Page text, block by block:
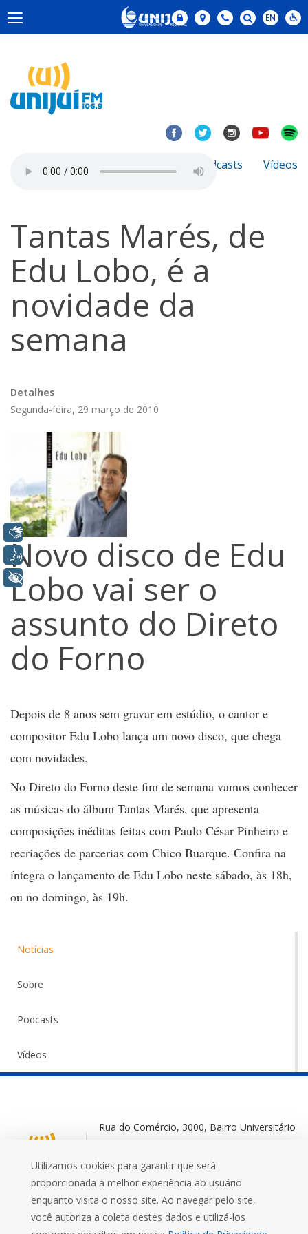
Notícias Podcasts Vídeos
Tantas Marés, de
Edu Lobo, é a
novidade da
semana
Detalhes
Segunda-feira, 29 março de 2010
Novo disco de Edu
Lobo vai ser o
assunto do Direto
do Forno
Depois de 8 anos sem gravar em estúdio, o cantor e
compositor Edu Lobo lança um novo disco, que chega
com novidades.
No Direto do Forno deste fim de semana vamos conhecer
as músicas do álbum Tantas Marés, que apresenta
composições inéditas feitas com Paulo César Pinheiro e
recriações de parcerias com Chico Buarque. Confira na
íntegra o lançamento de Edu Lobo neste sábado, às 18h,
ou no domingo, às 19h.
Notícias
Sobre
Podcasts
Vídeos
Rua do Comércio, 3000, Bairro Universitário
+55 (55) 3332 0572
Utilizamos cookies para garantir que será
proporcionada a melhor experiência ao usuário
enquanto visita o nosso site. Ao navegar pelo site,
você autoriza a coleta destes dados e utilizá-los
Libras
Voz
+ Acessibilidade